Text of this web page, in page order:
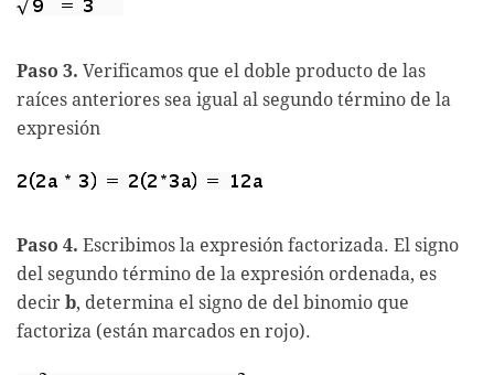
Paso 3. Verificamos que el doble producto de las
raíces anteriores sea igual al segundo término de la
expresión
Paso 4. Escribimos la expresión factorizada. El signo
del segundo término de la expresión ordenada, es
decir b, determina el signo de del binomio que
factoriza (están marcados en rojo).